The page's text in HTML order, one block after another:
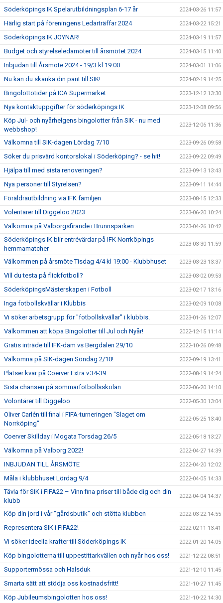
Söderköpings IK Spelarutbildningsplan 6-17 år 2024-03-26 11:57
Härlig start på föreningens Ledarträffar 2024 2024-03-22 15:21
Söderköpings IK JOYNAR! 2024-03-19 11:57
Budget och styrelseledamöter till årsmötet 2024 2024-03-15 11:40
Inbjudan till Årsmöte 2024 - 19/3 kl 19:00 2024-03-01 11:06
Nu kan du skänka din pant till SIK! 2024-02-19 14:25
Bingolottotider på ICA Supermarket 2023-12-12 13:30
Nya kontaktuppgifter för söderköpings IK 2023-12-08 09:56
Köp Jul- och nyårhelgens bingolotter från SIK - nu med
webbshop!
2023-12-06 11:36
Välkomna till SIK-dagen Lördag 7/10 2023-09-26 09:58
Söker du prisvärd kontorslokal i Söderköping? - se hit! 2023-09-22 09:49
Hjälpa till med sista renoveringen? 2023-09-13 13:43
Nya personer till Styrelsen? 2023-09-11 14:44
Föräldrautbildning via IFK familjen 2023-08-15 12:33
Volentärer till Diggeloo 2023 2023-06-20 10:24
Välkomna på Valborgsfirande i Brunnsparken 2023-04-26 10:42
Söderköpings IK blir entrévärdar på IFK Norrköpings
hemmamatcher
2023-03-30 11:59
Välkommen på årsmöte Tisdag 4/4 kl 19:00 - Klubbhuset 2023-03-23 13:37
Vill du testa på flickfotboll? 2023-03-02 09:53
SöderköpingsMästerskapen i Fotboll 2023-02-17 13:16
Inga fotbollskvällar i Klubbis 2023-02-09 10:08
Vi söker arbetsgrupp för "fotbollskvällar" i klubbis. 2023-01-26 12:07
Välkommen att köpa Bingolotter till Jul och Nyår! 2022-12-15 11:14
Gratis inträde till IFK-dam vs Bergdalen 29/10 2022-10-26 09:48
Välkomna på SIK-dagen Söndag 2/10! 2022-09-19 13:41
Platser kvar på Coerver Extra v.34-39 2022-08-19 14:24
Sista chansen på sommarfotbollsskolan 2022-06-20 14:10
Volontärer till Diggeloo 2022-05-30 13:04
Oliver Carlén till final i FIFA-turneringen "Slaget om
Norrköping"
2022-05-25 13:40
Coerver Skillday i Mogata Torsdag 26/5 2022-05-18 13:27
Välkomna på Valborg 2022! 2022-04-27 14:39
INBJUDAN TILL ÅRSMÖTE 2022-04-20 12:02
Måla i klubbhuset Lördag 9/4 2022-04-05 14:33
Tävla för SIK i FIFA22 – Vinn fina priser till både dig och din
klubb
2022-04-04 14:37
Köp din jord i vår "gårdsbutik" och stötta klubben 2022-03-22 14:55
Representera SIK i FIFA22! 2022-02-11 13:41
Vi söker ideella krafter till Söderköpings IK 2022-01-20 14:05
Köp bingolotterna till uppestittarkvällen och nyår hos oss! 2021-12-22 08:51
Supportermössa och Halsduk 2021-12-10 11:45
Smarta sätt att stödja oss kostnadsfritt! 2021-10-27 11:45
Köp Jubileumsbingolotten hos oss! 2021-10-22 14:30